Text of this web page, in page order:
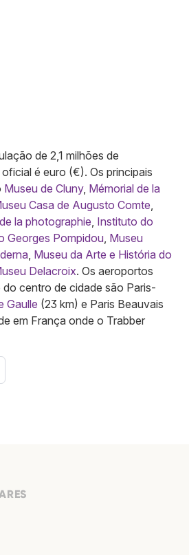
de 2,1 milhões de
é euro (€). Os principais
Museu de Cluny, Mémorial de la
Casa de Augusto Comte
la photographie Instituto do
Georges Pompidou Museu
Museu da Arte e História do
Delacroix. Os aeroportos
centro de cidade são Paris-
Gaulle (23 km) e Paris Beauvais
em França onde o Trabber